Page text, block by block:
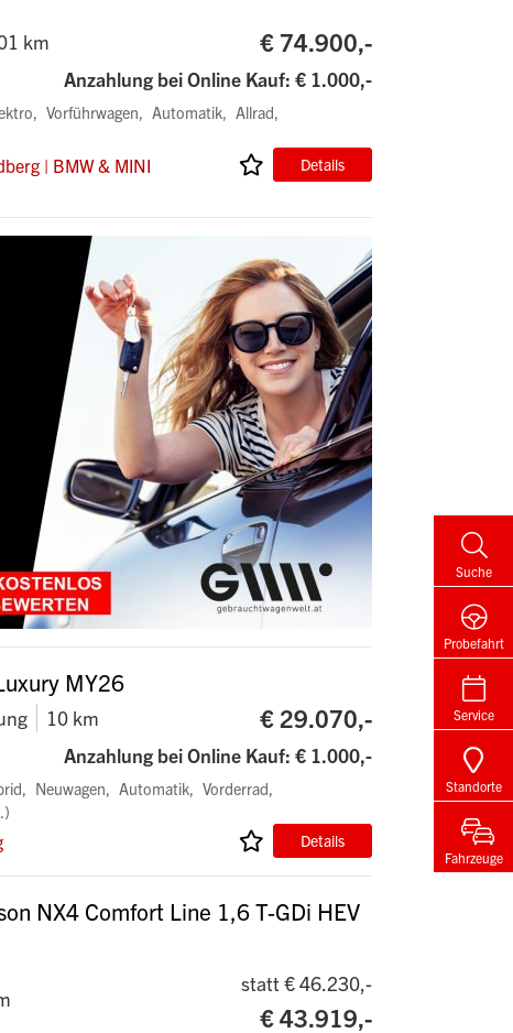
km € 74.900,-
Anzahlung bei Online Kauf: € 1.000,-
Vorführwagen Automatik
Allrad
| BMW & MINI Details
MY26
10 km € 29.070,-
Anzahlung bei Online Kauf: € 1.000,-
Neuwagen Automatik
Vorderrad
Details
NX4 Comfort Line 1,6 T-GDi HEV
statt € 46.230,-
€ 43.919,-
Suche
Probefahrt
Service
Standorte
Fahrzeuge